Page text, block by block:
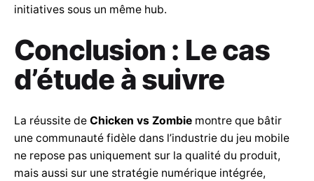
initiatives sous un même hub.
Conclusion : Le cas
d’étude à suivre
La réussite de Chicken vs Zombie montre que bâtir
une communauté fidèle dans l’industrie du jeu mobile
ne repose pas uniquement sur la qualité du produit,
mais aussi sur une stratégie numérique intégrée,